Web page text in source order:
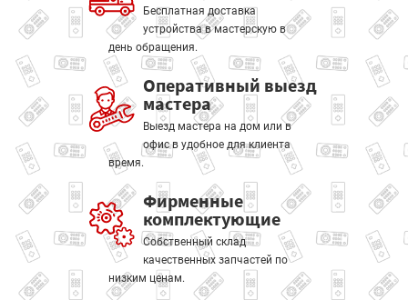
Бесплатная доставка
устройства в мастерскую в
день обращения.
Оперативный выезд
мастера
Выезд мастера на дом или в
офис в удобное для клиента
время.
Фирменные
комплектующие
Собственный склад
качественных запчастей по
низким ценам.